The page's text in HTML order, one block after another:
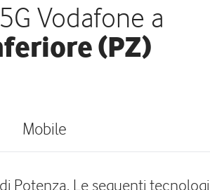
Vodafone a
(PZ)
Mobile
Le seguenti